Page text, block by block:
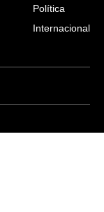
Política
Internacional